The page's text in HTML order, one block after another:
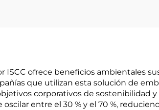
ISCC ofrece beneficios ambientales
que utilizan esta solución de
corporativos de sostenibilidad
oscilar entre el 30 % y el 70 %,